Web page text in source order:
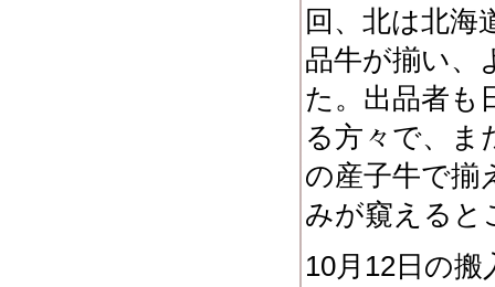
回、北は北海
品牛が揃い、
た。出品者も
る方々で、ま
の産子牛で揃
みが窺えると
10月12日の